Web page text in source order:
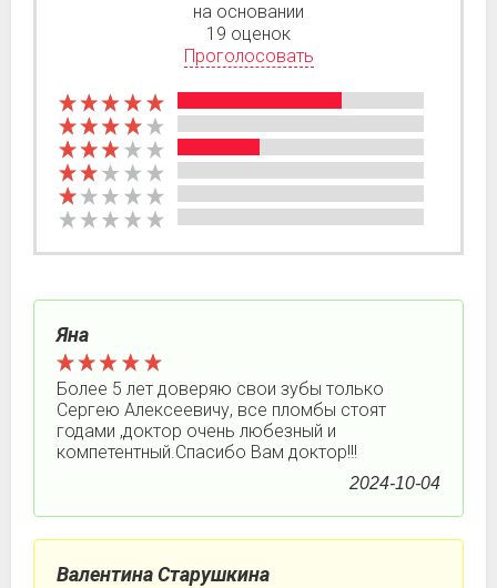
на основании
19 оценок
Проголосовать
Яна
Более 5 лет доверяю свои зубы только
Сергею Алексеевичу, все пломбы стоят
годами ,доктор очень любезный и
компетентный.Спасибо Вам доктор!!!
2024-10-04
Валентина Старушкина